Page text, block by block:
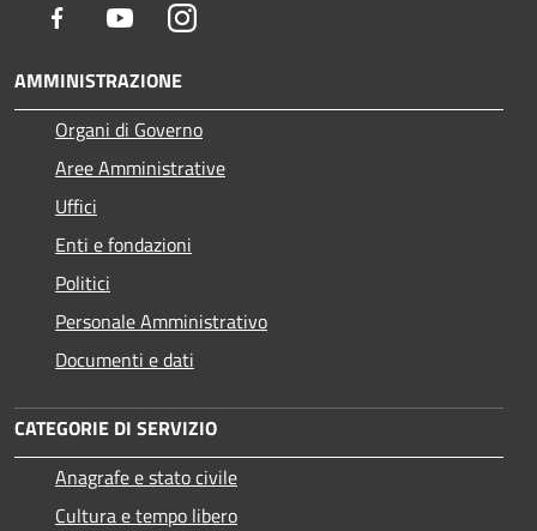
Facebook YoutubeInstagram
AMMINISTRAZIONE
Organi di Governo
Aree Amministrative
Uffici
Enti e fondazioni
Politici
Personale Amministrativo
Documenti e dati
CATEGORIE DI SERVIZIO
Anagrafe e stato civile
Cultura e tempo libero